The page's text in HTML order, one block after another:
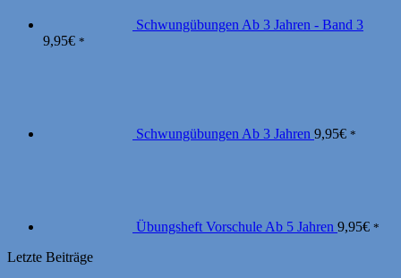
Schwungübungen Ab 3 Jahren - Band 3
9,95€ *
Schwungübungen Ab 3 Jahren 9,95€ *
Übungsheft Vorschule Ab 5 Jahren 9,95€ *
Letzte Beiträge